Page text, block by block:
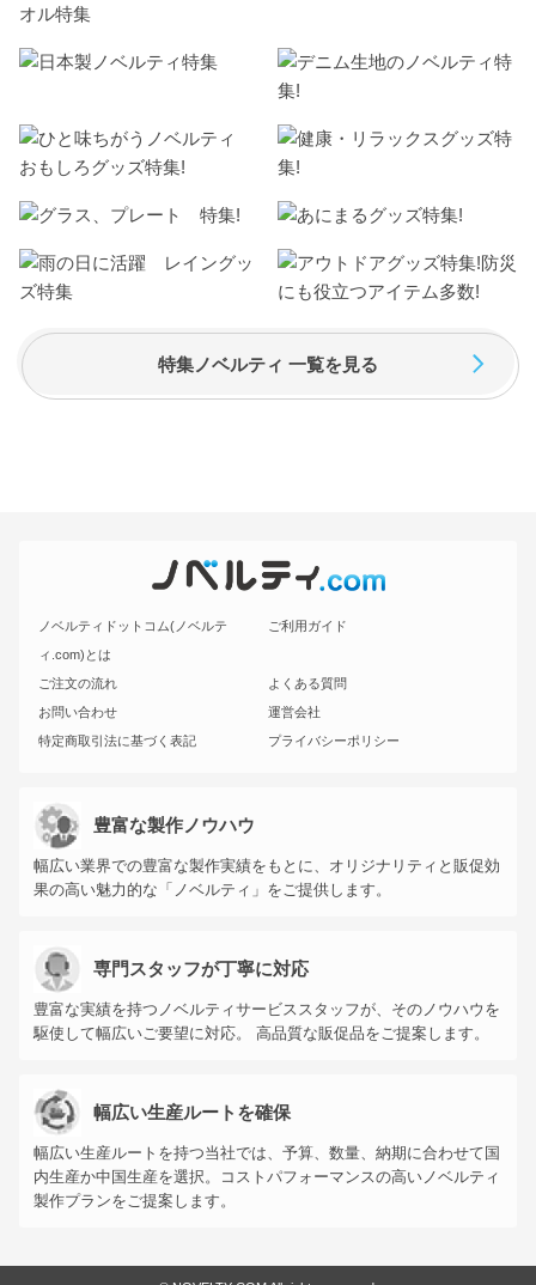
特集ノベルティ 一覧を見る
ノベルティドットコム(ノベルテ
ィ.com)とは
ご利用ガイド
ご注文の流れ
よくある質問
お問い合わせ
運営会社
特定商取引法に基づく表記
プライバシーポリシー
豊富な製作ノウハウ
幅広い業界での豊富な製作実績をもとに、オリジナリティと販促効
果の高い魅力的な「ノベルティ」をご提供します。
専門スタッフが丁寧に対応
豊富な実績を持つノベルティサービススタッフが、そのノウハウを
駆使して幅広いご要望に対応。 高品質な販促品をご提案します。
幅広い生産ルートを確保
幅広い生産ルートを持つ当社では、予算、数量、納期に合わせて国
内生産か中国生産を選択。コストパフォーマンスの高いノベルティ
製作プランをご提案します。